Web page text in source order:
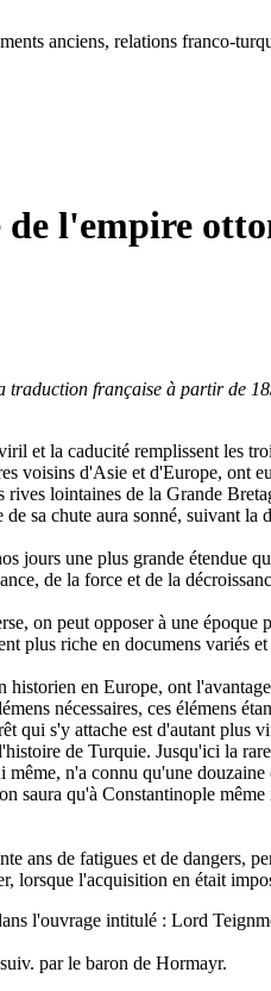
anciens, relations franco-
l'empire
traduction française à partir de
et la caducité remplissent les
voisins d'Asie et d'Europe, ont
lointaines de la Grande
sa chute aura sonné, suivant
jours une plus grande étendue
de la force et de la
on peut opposer à une
plus riche en documens variés et
en Europe, ont
nécessaires, ces élémens
qui s'y attache est d'autant plus
de Turquie. Jusqu'ici la
n'a connu qu'une
saura qu'à Constantinople
ans de fatigues et de dangers,
lorsque l'acquisition en était
l'ouvrage intitulé : Lord
par le baron de Hormayr.